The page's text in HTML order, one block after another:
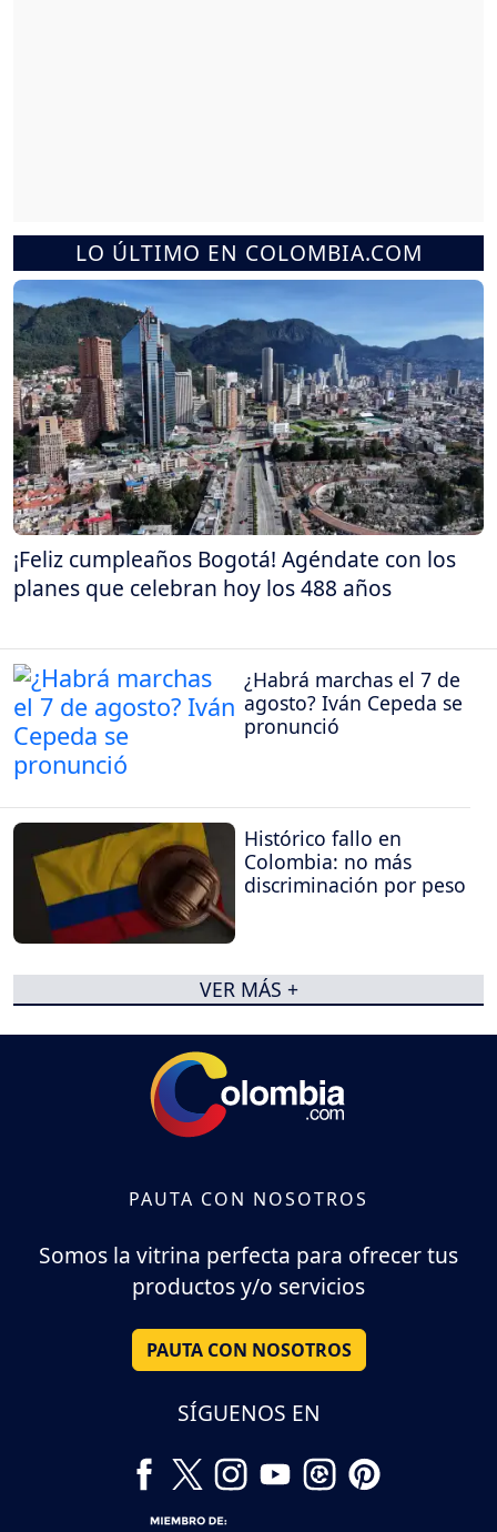
LO ÚLTIMO EN COLOMBIA.COM
¡Feliz cumpleaños Bogotá! Agéndate con los
planes que celebran hoy los 488 años
¿Habrá marchas el 7 de
agosto? Iván Cepeda se
pronunció
Histórico fallo en
Colombia: no más
discriminación por peso
VER MÁS +
PAUTA CON NOSOTROS
Somos la vitrina perfecta para ofrecer tus
productos y/o servicios
PAUTA CON NOSOTROS
SÍGUENOS EN